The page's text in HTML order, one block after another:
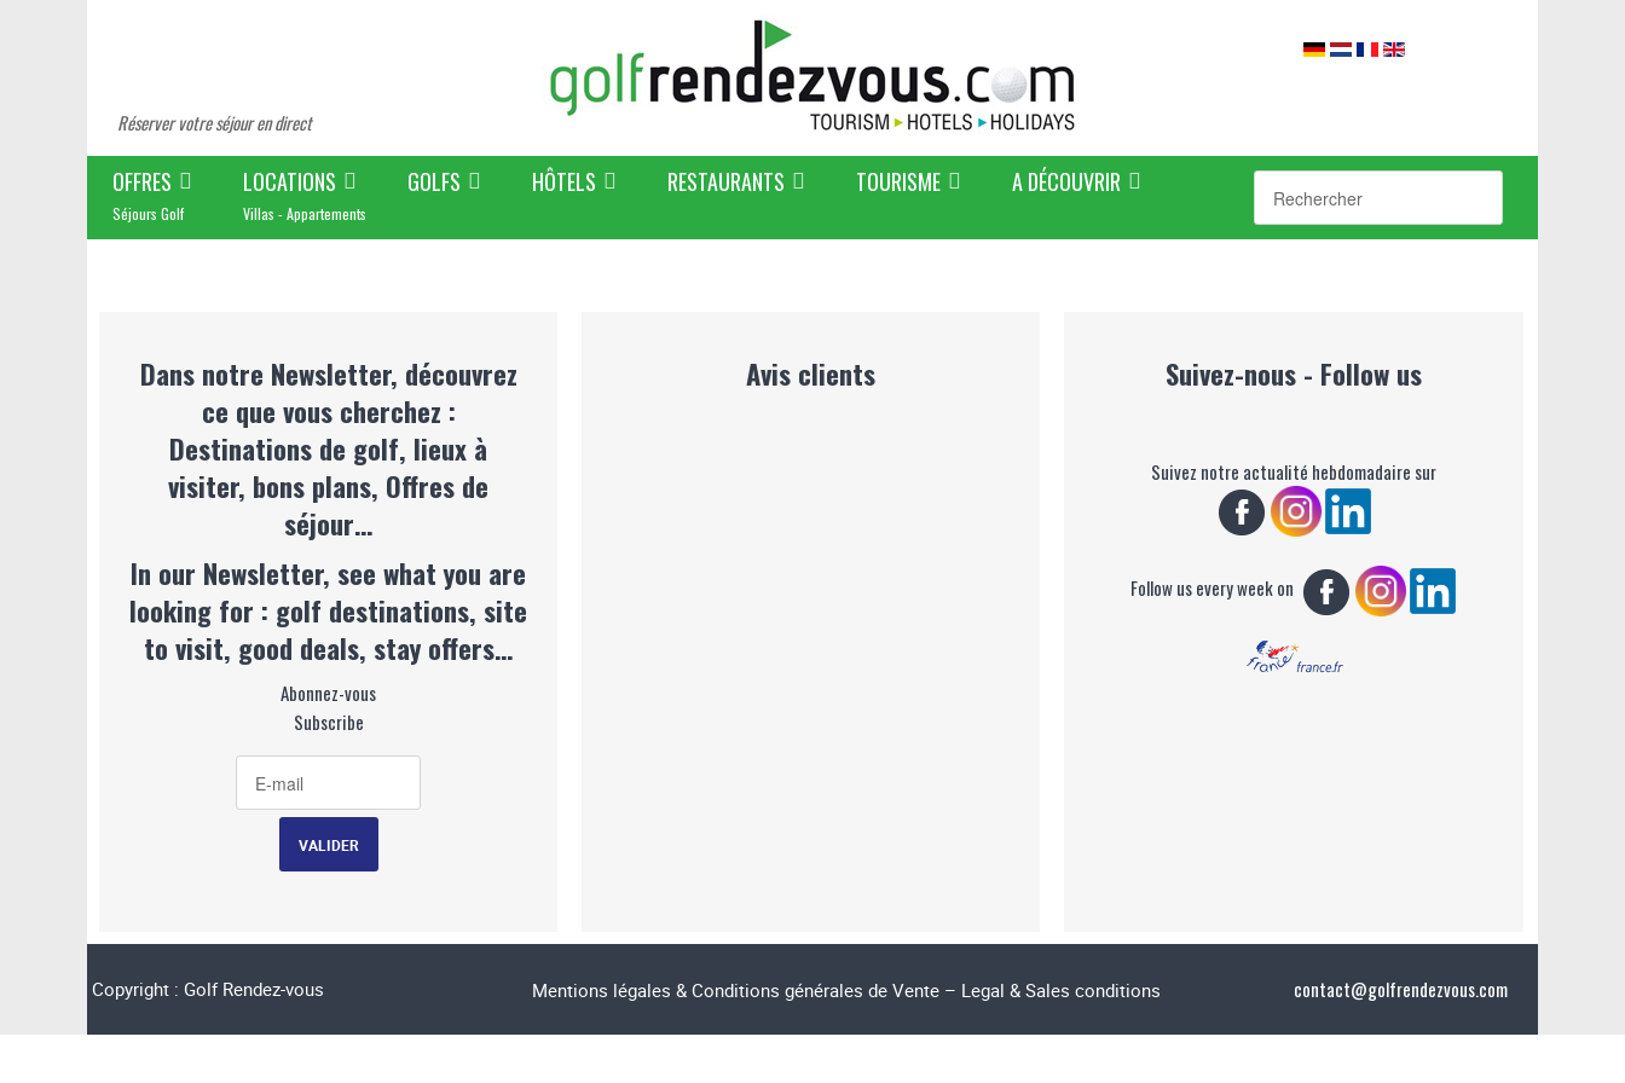
Réserver votre séjour en direct
OFFRES
Séjours Golf
LOCATIONS
Villas - Appartements
GOLFS HÔTELS RESTAURANTS TOURISME A DÉCOUVRIR
Dans notre Newsletter, découvrez
ce que vous cherchez :
Destinations de golf, lieux à
visiter, bons plans, Offres de
séjour…
In our Newsletter, see what you are
looking for : golf destinations, site
to visit, good deals, stay offers…
Abonnez-vous
Subscribe
Avis clients Suivez-nous - Follow us
Suivez notre actualité hebdomadaire sur
Follow us every week on
Copyright : Golf Rendez-vous Mentions légales & Conditions générales de Vente – Legal & Sales conditions contact@golfrendezvous.com